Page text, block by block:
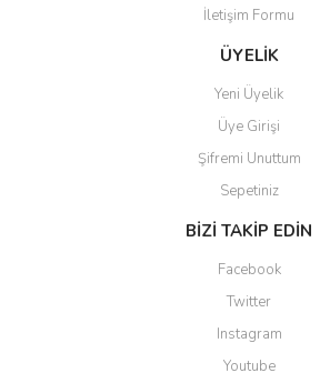
İletişim Formu
ÜYELİK
Yeni Üyelik
Üye Girişi
Şifremi Unuttum
Sepetiniz
BİZİ TAKİP EDİN
Facebook
Twitter
Instagram
Youtube